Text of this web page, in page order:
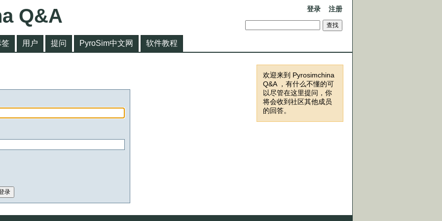
Q&A 登录 注册
签 用户 提问 PyroSim中文网 软件教程
欢迎来到 Pyrosimchina
Q&A ，有什么不懂的可
以尽管在这里提问，你
将会收到社区其他成员
的回答。